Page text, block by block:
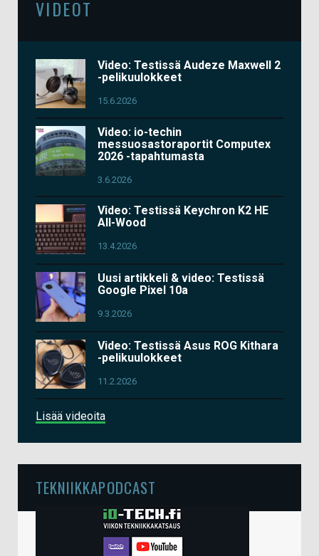
VIDEOT
Video: Testissä Audeze Maxwell 2
-pelikuulokkeet
15.6.2026
Video: io-techin
messuosastoraportit Computex
2026 -tapahtumasta
3.6.2026
Video: Testissä Keychron K2 HE
All-Wood
13.4.2026
Uusi artikkeli & video: Testissä
Google Pixel 10a
9.3.2026
Video: Testissä Asus ROG Kithara
-pelikuulokkeet
11.2.2026
Lisää videoita
TEKNIIKKAPODCAST